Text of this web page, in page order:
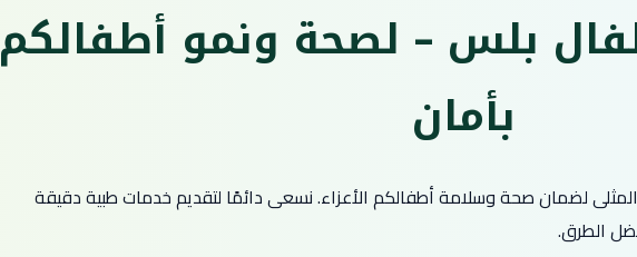
بلس – لصحة ونمو أطفالكم
بأمان
لضمان صحة وسلامة أطفالكم الأعزاء. نسعى دائمًا لتقديم خدمات طبية دقيقة
الطرق.